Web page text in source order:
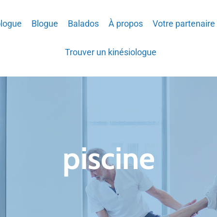
Blogue Balados À propos Votre partenaire
Trouver un kinésiologue
piscine